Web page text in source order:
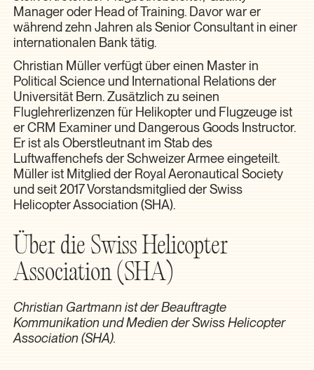
Manager oder Head of Training. Davor war er
während zehn Jahren als Senior Consultant in einer
internationalen Bank tätig.
Christian Müller verfügt über einen Master in
Political Science und International Relations der
Universität Bern. Zusätzlich zu seinen
Fluglehrerlizenzen für Helikopter und Flugzeuge ist
er CRM Examiner und Dangerous Goods Instructor.
Er ist als Oberstleutnant im Stab des
Luftwaffenchefs der Schweizer Armee eingeteilt.
Müller ist Mitglied der Royal Aeronautical Society
und seit 2017 Vorstandsmitglied der Swiss
Helicopter Association (SHA).
Über die Swiss Helicopter
Association (SHA)
Christian Gartmann ist der Beauftragte
Kommunikation und Medien der Swiss Helicopter
Association (SHA).